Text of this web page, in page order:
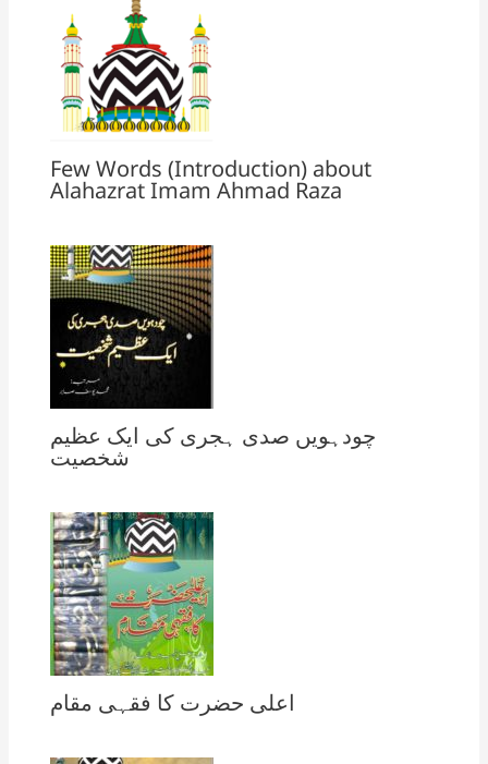
Few Words (Introduction) about
Alahazrat Imam Ahmad Raza
چودہویں صدی ہجری کی ایک عظیم
شخصیت
اعلی حضرت کا فقہی مقام